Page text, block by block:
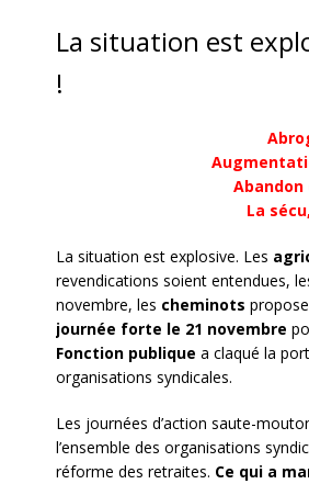
La situation est
!
Abandon
La
La situation est explosive. Les
revendications soient entendues,
novembre, les cheminots
journée forte le 21 novembre
Fonction publique a claqué la
organisations syndicales.
Les journées d’action saute-
l’ensemble des organisations
réforme des retraites. Ce qui a